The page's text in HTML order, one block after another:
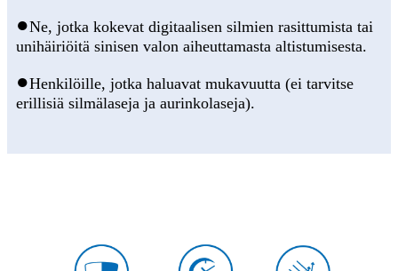
●Ne, jotka kokevat digitaalisen silmien rasittumista tai
unihäiriöitä sinisen valon aiheuttamasta altistumisesta.
●Henkilöille, jotka haluavat mukavuutta (ei tarvitse
erillisiä silmälaseja ja aurinkolaseja).